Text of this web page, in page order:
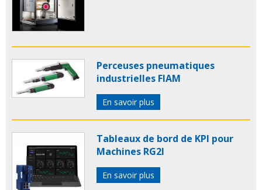
Perceuses pneumatiques
industrielles FIAM
En savoir plus
Tableaux de bord de KPI pour
Machines RG2I
En savoir plus